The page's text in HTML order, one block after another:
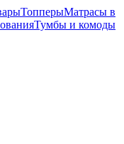
ТопперыМатрасы в
Тумбы и комоды